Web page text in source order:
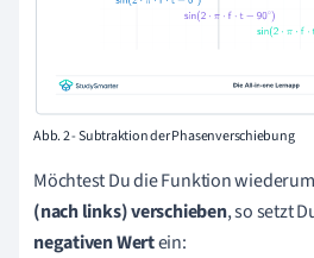
Abb. 2 - Subtraktion der Phasenverschiebung
Möchtest Du die Funktion wiederum
(nach links)verschieben, so setzt
negativen Wertein: